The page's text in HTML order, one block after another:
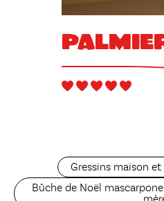
Gressins maison
Bûche de Noël